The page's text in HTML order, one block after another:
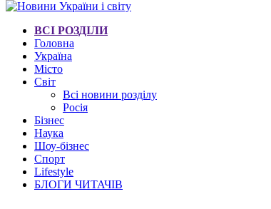
ВСІ РОЗДІЛИ
Головна
Україна
Місто
Світ
Всі новини розділу
Росія
Бізнес
Наука
Шоу-бізнес
Спорт
Lifestyle
БЛОГИ ЧИТАЧІВ